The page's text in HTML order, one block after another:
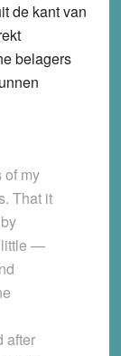
de kant van
belagers
of my
That it
little —
after